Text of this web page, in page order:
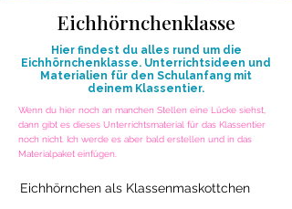
Eichhörnchenklasse
Hier findest du alles rund um die
Eichhörnchenklasse. Unterrichtsideen und
Materialien für den Schulanfang mit
deinem Klassentier.
Wenn du hier noch an manchen Stellen eine Lücke siehst,
dann gibt es dieses Unterrichtsmaterial für das Klassentier
noch nicht. Ich werde es aber bald erstellen und in das
Materialpaket einfügen.
Eichhörnchen als Klassenmaskottchen